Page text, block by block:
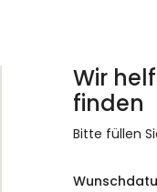
Wir
finden
Bitte füllen